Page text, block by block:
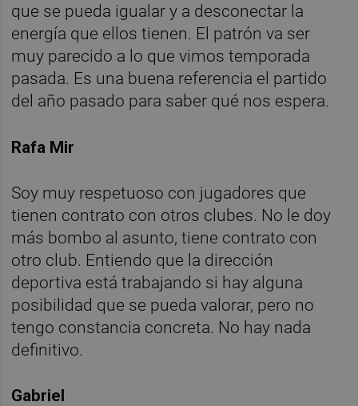
que se pueda igualar y a desconectar la
energía que ellos tienen. El patrón va ser
muy parecido a lo que vimos temporada
pasada. Es una buena referencia el partido
del año pasado para saber qué nos espera.
Rafa Mir
Soy muy respetuoso con jugadores que
tienen contrato con otros clubes. No le doy
más bombo al asunto, tiene contrato con
otro club. Entiendo que la dirección
deportiva está trabajando si hay alguna
posibilidad que se pueda valorar, pero no
tengo constancia concreta. No hay nada
definitivo.
Gabriel